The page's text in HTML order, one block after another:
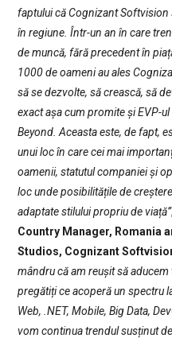
faptului că Cognizant
în regiune. Într-un an în care
de muncă, fără precedent în
1000 de oameni au ales
să se dezvolte, să crească, să
exact așa cum promite și EVP-
Beyond. Aceasta este, de fapt,
unui loc în care cei mai
oamenii, statutul companiei și
loc unde posibilitățile de
adaptate stilului propriu de viață”
Country Manager, Romania
Studios, Cognizant
mândru că am reușit să
pregătiți ce acoperă un spectru
Web, .NET, Mobile, Big Data,
vom continua trendul susținut